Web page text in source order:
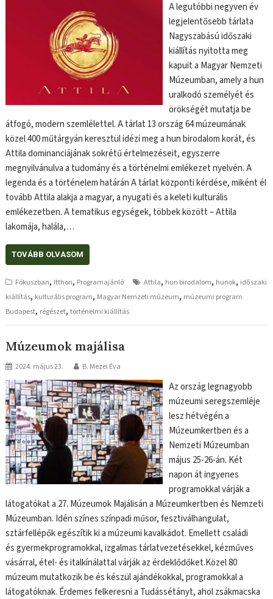
A legutóbbi negyven év
legjelentősebb tárlata
Nagyszabású időszaki
kiállítás nyitotta meg
kapuit a Magyar Nemzeti
Múzeumban, amely a hun
uralkodó személyét és
örökségét mutatja be
átfogó, modern szemlélettel. A tárlat 13 ország 64 múzeumának
közel 400 műtárgyán keresztül idézi meg a hun birodalom korát, és
Attila dominanciájának sokrétű értelmezéseit, egyszerre
megnyilvánulva a tudomány és a történelmi emlékezet nyelvén. A
legenda és a történelem határán A tárlat központi kérdése, miként él
tovább Attila alakja a magyar, a nyugati és a keleti kulturális
emlékezetben. A tematikus egységek, többek között – Attila
lakomája, halála,…
TOVÁBB OLVASOM
Fókuszban, Itthon, Programajánló Attila, hun birodalom, hunok, időszaki
kiállítás, kulturális program, Magyar Nemzeti múzeum, múzeumi program
Budapest, régészet,történelmi kiállítás
Múzeumok majálisa
2024. május 23. B. Mezei Éva
Az ország legnagyobb
múzeumi seregszemléje
lesz hétvégén a
Múzeumkertben és a
Nemzeti Múzeumban
május 25-26-án. Két
napon át ingyenes
programokkal várják a
látogatókat a 27. Múzeumok Majálisán a Múzeumkertben és Nemzeti
Múzeumban. Idén színes színpadi műsor, fesztiválhangulat,
sztárfellépők egészítik ki a múzeumi kavalkádot. Emellett családi
és gyermekprogramokkal, izgalmas tárlatvezetésekkel, kézműves
vásárral, étel- és italkínálattal várják az érdeklődőket.Közel 80
múzeum mutatkozik be és készül ajándékokkal, programokkal a
látogatóknak. Érdemes felkeresni a Tudássétányt, ahol zsákmacska